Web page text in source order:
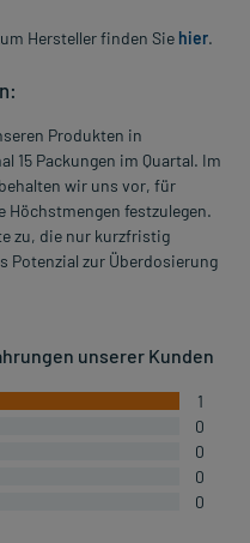
Hersteller finden Sie hier.
Produkten in
15 Packungen im Quartal. Im
wir uns vor, für
Höchstmengen festzulegen.
zu, die nur kurzfristig
Potenzial zur Überdosierung
unserer Kunden
1
0
0
0
0